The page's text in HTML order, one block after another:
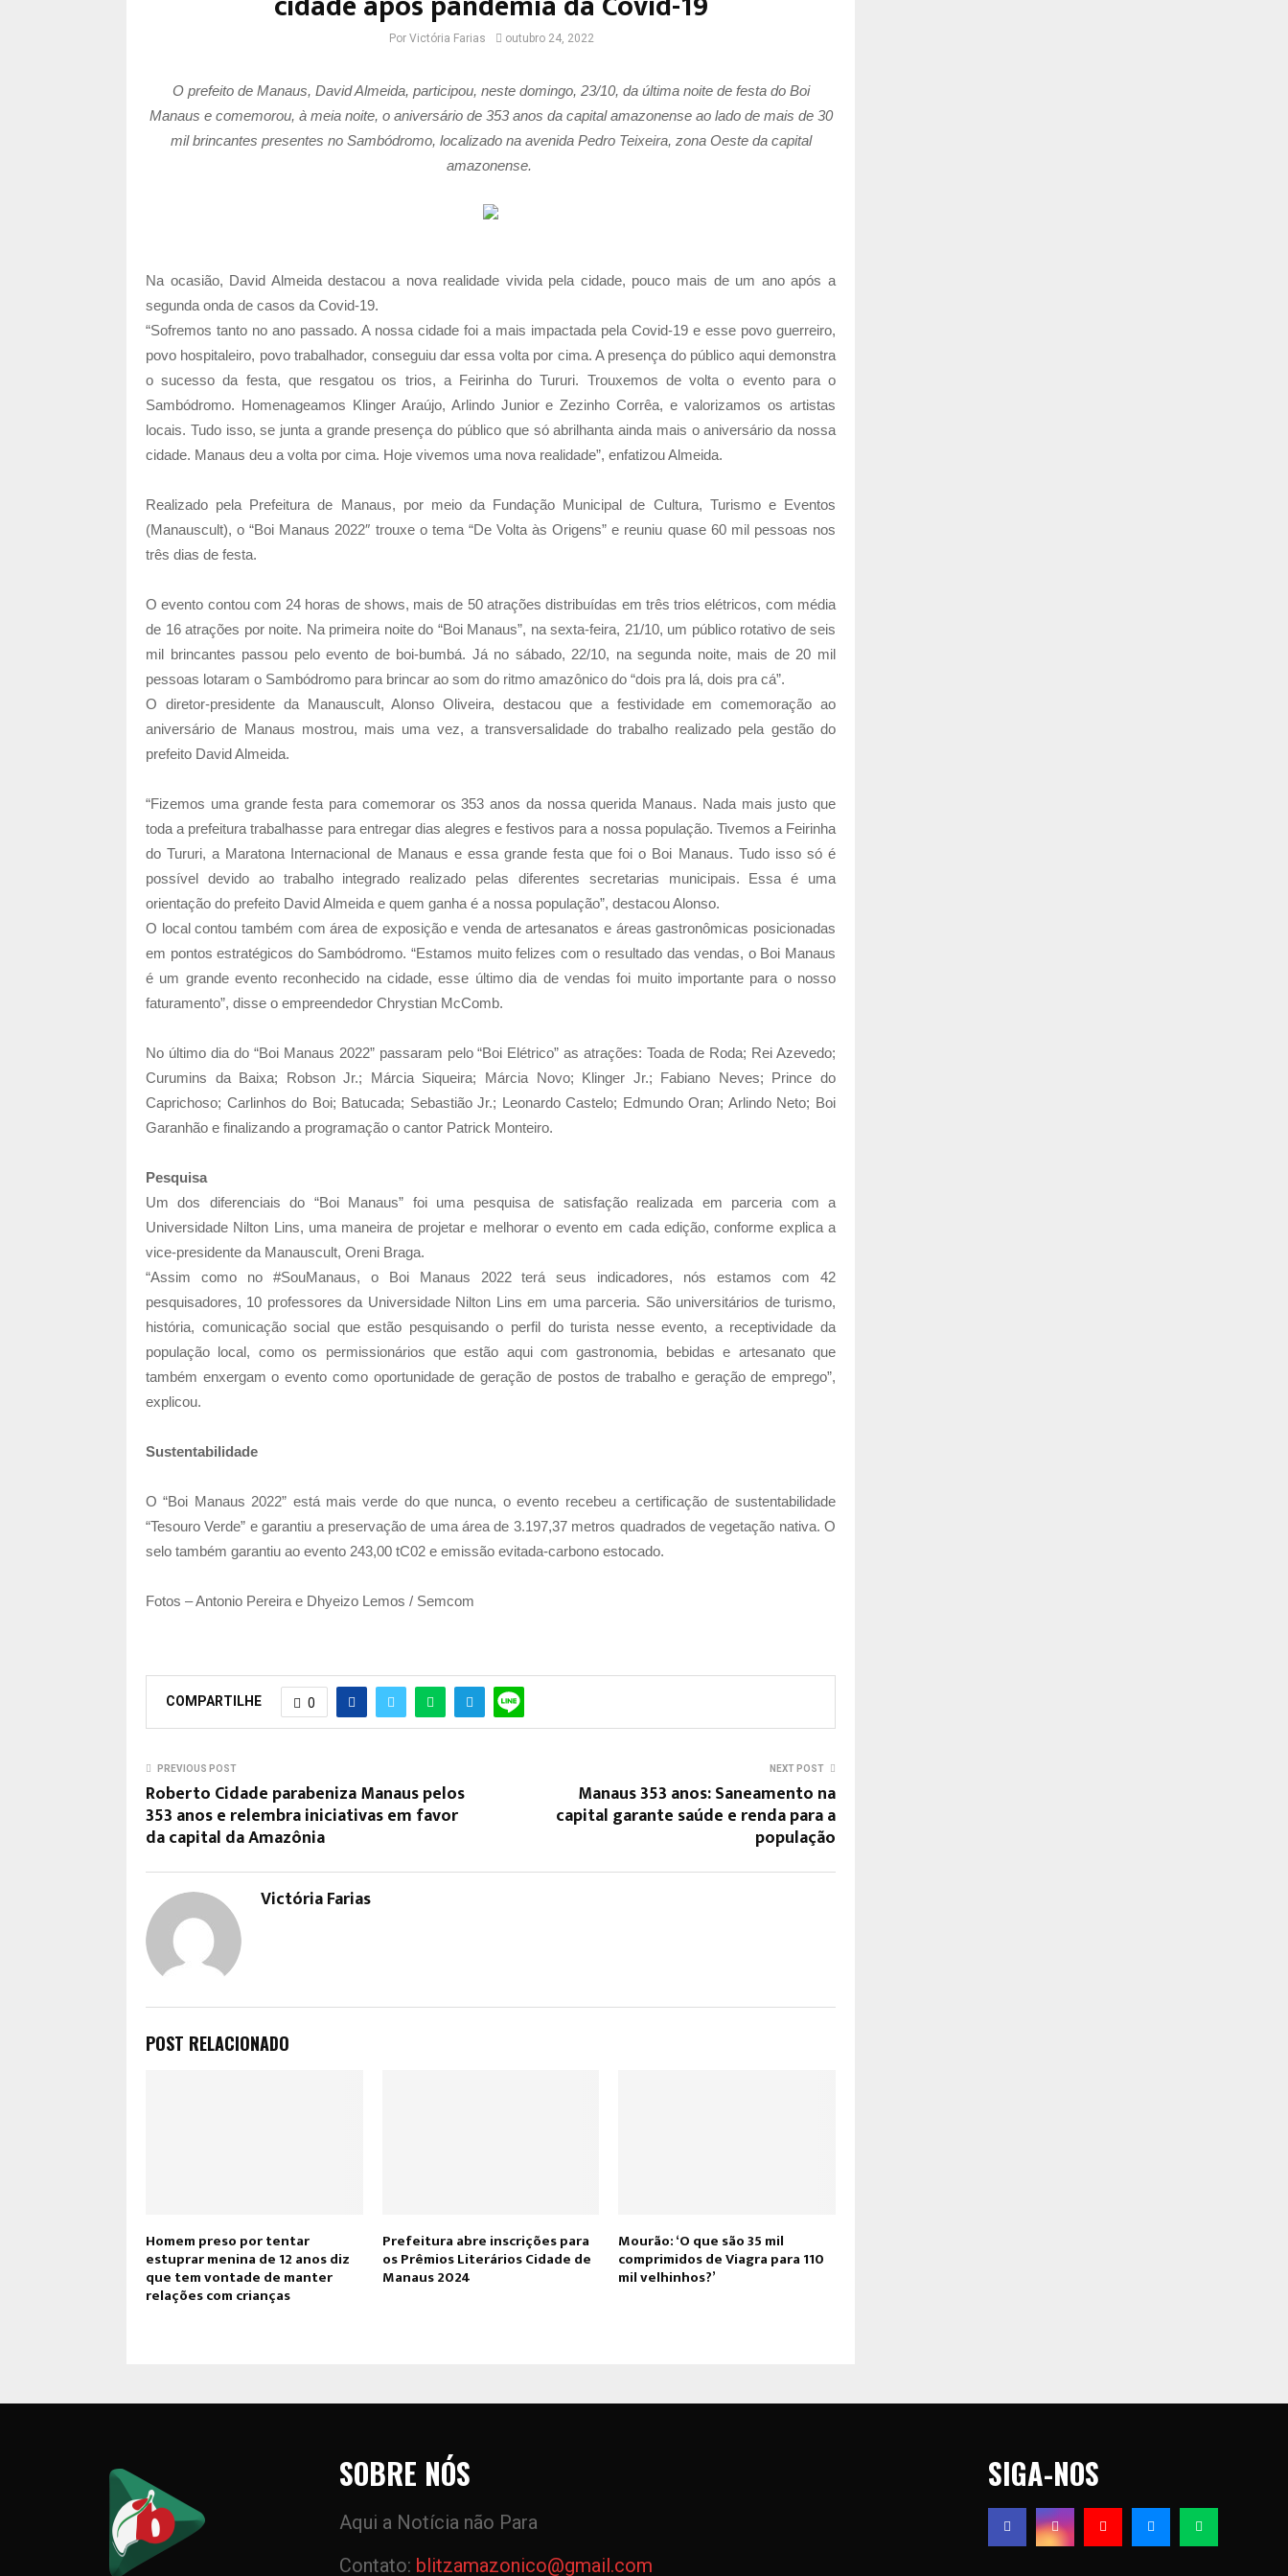
Por Victória Farias outubro 24, 2022
O prefeito de Manaus, David Almeida, participou, neste domingo, 23/10, da última noite de festa do Boi
Manaus e comemorou, à meia noite, o aniversário de 353 anos da capital amazonense ao lado de mais de 30
mil brincantes presentes no Sambódromo, localizado na avenida Pedro Teixeira, zona Oeste da capital
amazonense.
Na ocasião, David Almeida destacou a nova realidade vivida pela cidade, pouco mais de um ano após a
segunda onda de casos da Covid-19.
“Sofremos tanto no ano passado. A nossa cidade foi a mais impactada pela Covid-19 e esse povo guerreiro,
povo hospitaleiro, povo trabalhador, conseguiu dar essa volta por cima. A presença do público aqui demonstra
o sucesso da festa, que resgatou os trios, a Feirinha do Tururi. Trouxemos de volta o evento para o
Sambódromo. Homenageamos Klinger Araújo, Arlindo Junior e Zezinho Corrêa, e valorizamos os artistas
locais. Tudo isso, se junta a grande presença do público que só abrilhanta ainda mais o aniversário da nossa
cidade. Manaus deu a volta por cima. Hoje vivemos uma nova realidade”, enfatizou Almeida.
Realizado pela Prefeitura de Manaus, por meio da Fundação Municipal de Cultura, Turismo e Eventos
(Manauscult), o “Boi Manaus 2022″ trouxe o tema “De Volta às Origens” e reuniu quase 60 mil pessoas nos
três dias de festa.
O evento contou com 24 horas de shows, mais de 50 atrações distribuídas em três trios elétricos, com média
de 16 atrações por noite. Na primeira noite do “Boi Manaus”, na sexta-feira, 21/10, um público rotativo de seis
mil brincantes passou pelo evento de boi-bumbá. Já no sábado, 22/10, na segunda noite, mais de 20 mil
pessoas lotaram o Sambódromo para brincar ao som do ritmo amazônico do “dois pra lá, dois pra cá”.
O diretor-presidente da Manauscult, Alonso Oliveira, destacou que a festividade em comemoração ao
aniversário de Manaus mostrou, mais uma vez, a transversalidade do trabalho realizado pela gestão do
prefeito David Almeida.
“Fizemos uma grande festa para comemorar os 353 anos da nossa querida Manaus. Nada mais justo que
toda a prefeitura trabalhasse para entregar dias alegres e festivos para a nossa população. Tivemos a Feirinha
do Tururi, a Maratona Internacional de Manaus e essa grande festa que foi o Boi Manaus. Tudo isso só é
possível devido ao trabalho integrado realizado pelas diferentes secretarias municipais. Essa é uma
orientação do prefeito David Almeida e quem ganha é a nossa população”, destacou Alonso.
O local contou também com área de exposição e venda de artesanatos e áreas gastronômicas posicionadas
em pontos estratégicos do Sambódromo. “Estamos muito felizes com o resultado das vendas, o Boi Manaus
é um grande evento reconhecido na cidade, esse último dia de vendas foi muito importante para o nosso
faturamento”, disse o empreendedor Chrystian McComb.
No último dia do “Boi Manaus 2022” passaram pelo “Boi Elétrico” as atrações: Toada de Roda; Rei Azevedo;
Curumins da Baixa; Robson Jr.; Márcia Siqueira; Márcia Novo; Klinger Jr.; Fabiano Neves; Prince do
Caprichoso; Carlinhos do Boi; Batucada; Sebastião Jr.; Leonardo Castelo; Edmundo Oran; Arlindo Neto; Boi
Garanhão e finalizando a programação o cantor Patrick Monteiro.
Pesquisa
Um dos diferenciais do “Boi Manaus” foi uma pesquisa de satisfação realizada em parceria com a
Universidade Nilton Lins, uma maneira de projetar e melhorar o evento em cada edição, conforme explica a
vice-presidente da Manauscult, Oreni Braga.
“Assim como no #SouManaus, o Boi Manaus 2022 terá seus indicadores, nós estamos com 42
pesquisadores, 10 professores da Universidade Nilton Lins em uma parceria. São universitários de turismo,
história, comunicação social que estão pesquisando o perfil do turista nesse evento, a receptividade da
população local, como os permissionários que estão aqui com gastronomia, bebidas e artesanato que
também enxergam o evento como oportunidade de geração de postos de trabalho e geração de emprego”,
explicou.
Sustentabilidade
O “Boi Manaus 2022” está mais verde do que nunca, o evento recebeu a certificação de sustentabilidade
“Tesouro Verde” e garantiu a preservação de uma área de 3.197,37 metros quadrados de vegetação nativa. O
selo também garantiu ao evento 243,00 tC02 e emissão evitada-carbono estocado.
Fotos – Antonio Pereira e Dhyeizo Lemos / Semcom
COMPARTILHE 0
PREVIOUS POST
Roberto Cidade parabeniza Manaus pelos
353 anos e relembra iniciativas em favor
da capital da Amazônia
NEXT POST
Manaus 353 anos: Saneamento na
capital garante saúde e renda para a
população
Victória Farias
POST RELACIONADO
Homem preso por tentar
estuprar menina de 12 anos diz
que tem vontade de manter
relações com crianças
Prefeitura abre inscrições para
os Prêmios Literários Cidade de
Manaus 2024
Mourão: ‘O que são 35 mil
comprimidos de Viagra para 110
mil velhinhos?’
SOBRE NÓS
Aqui a Notícia não Para
Contato: blitzamazonico@gmail.com
SIGA-NOS